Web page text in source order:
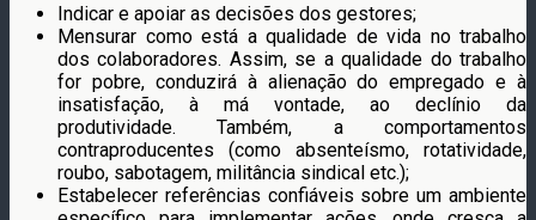
Indicar e apoiar as decisões dos gestores;
Mensurar como está a qualidade de vida no trabalho
dos colaboradores. Assim, se a qualidade do trabalho
for pobre, conduzirá à alienação do empregado e à
insatisfação, à má vontade, ao declínio da
produtividade. Também, a comportamentos
contraproducentes (como absenteísmo, rotatividade,
roubo, sabotagem, militância sindical etc.);
Estabelecer referências confiáveis sobre um ambiente